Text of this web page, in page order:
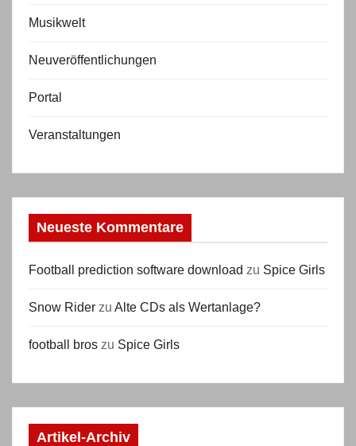
Musikwelt
Neuveröffentlichungen
Portal
Veranstaltungen
Neueste Kommentare
Football prediction software download zu Spice Girls
Snow Rider zu Alte CDs als Wertanlage?
football bros zu Spice Girls
Artikel-Archiv